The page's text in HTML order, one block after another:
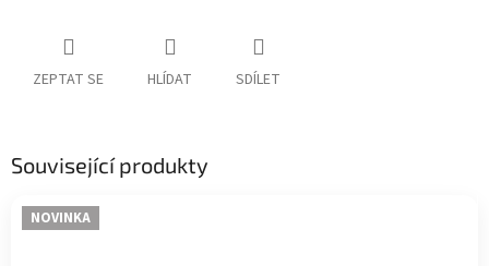
ZEPTAT SE HLÍDAT SDÍLET
Související produkty
NOVINKA